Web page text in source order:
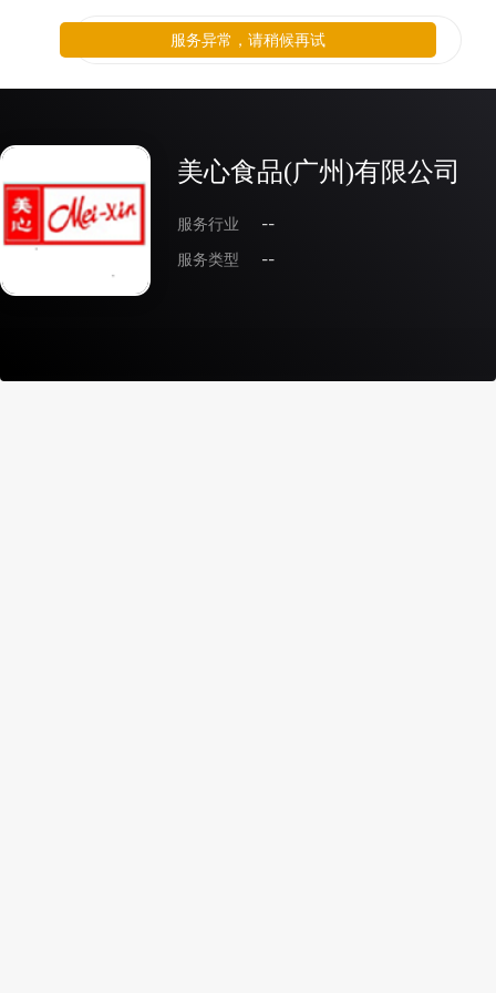
美心食品(广州)有限公司
服务行业
--
服务类型
--
服务异常，请稍候再试